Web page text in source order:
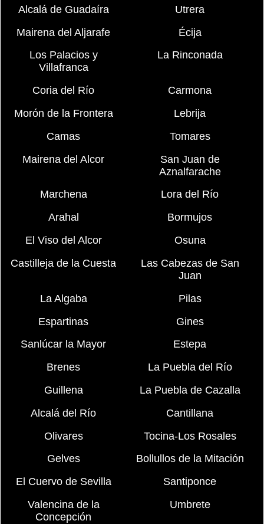
Alcalá de Guadaíra
Utrera
Mairena del Aljarafe
Écija
Los Palacios y
Villafranca
La Rinconada
Coria del Río
Carmona
Morón de la Frontera
Lebrija
Camas
Tomares
Mairena del Alcor
San Juan de
Aznalfarache
Marchena
Lora del Río
Arahal
Bormujos
El Viso del Alcor
Osuna
Castilleja de la Cuesta
Las Cabezas de San
Juan
La Algaba
Pilas
Espartinas
Gines
Sanlúcar la Mayor
Estepa
Brenes
La Puebla del Río
Guillena
La Puebla de Cazalla
Alcalá del Río
Cantillana
Olivares
Tocina-Los Rosales
Gelves
Bollullos de la Mitación
El Cuervo de Sevilla
Santiponce
Valencina de la
Concepción
Umbrete